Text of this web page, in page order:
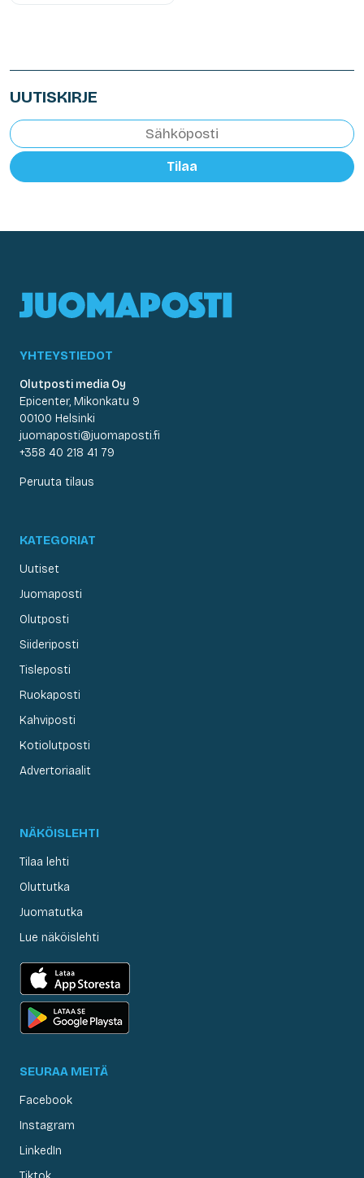
UUTISKIRJE
Tilaa
YHTEYSTIEDOT
Olutposti media Oy
Epicenter, Mikonkatu 9
00100 Helsinki
juomaposti@juomaposti.fi
+358 40 218 41 79
Peruuta tilaus
KATEGORIAT
Uutiset
Juomaposti
Olutposti
Siideriposti
Tisleposti
Ruokaposti
Kahviposti
Kotiolutposti
Advertoriaalit
NÄKÖISLEHTI
Tilaa lehti
Oluttutka
Juomatutka
Lue näköislehti
SEURAA MEITÄ
Facebook
Instagram
LinkedIn